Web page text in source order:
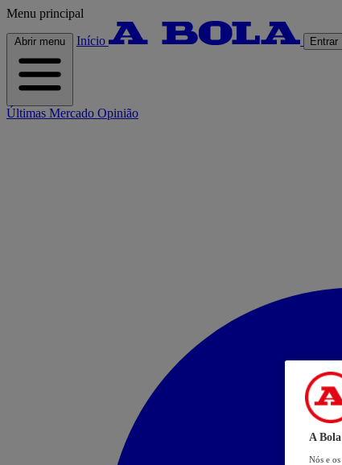
Menu principal
Abrir menu Início Entrar
Últimas Mercado Opinião
A
Nós e os